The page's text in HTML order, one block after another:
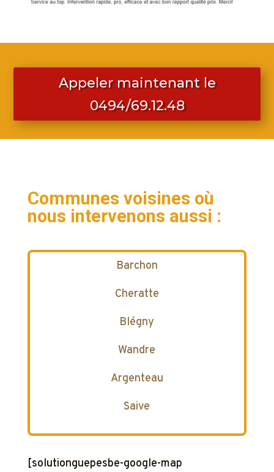
Appeler maintenant le
0494/69.12.48
Communes voisines où
nous intervenons aussi :
Barchon
Cheratte
Blégny
Wandre
Argenteau
Saive
[solutionguepesbe-google-map